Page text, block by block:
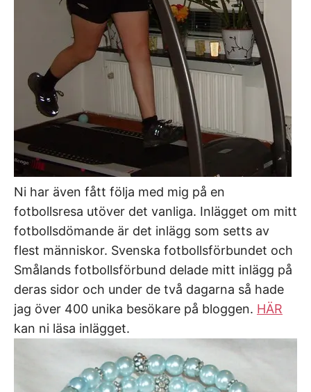
Ni har även fått följa med mig på en
fotbollsresa utöver det vanliga. Inlägget om mitt
fotbollsdömande är det inlägg som setts av
flest människor. Svenska fotbollsförbundet och
Smålands fotbollsförbund delade mitt inlägg på
deras sidor och under de två dagarna så hade
jag över 400 unika besökare på bloggen. HÄR
kan ni läsa inlägget.